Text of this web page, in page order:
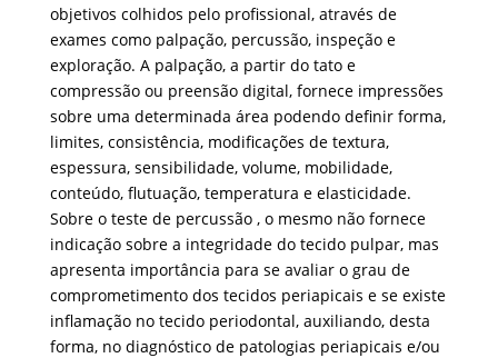
objetivos colhidos pelo profissional, através de
exames como palpação, percussão, inspeção e
exploração. A palpação, a partir do tato e
compressão ou preensão digital, fornece impressões
sobre uma determinada área podendo definir forma,
limites, consistência, modificações de textura,
espessura, sensibilidade, volume, mobilidade,
conteúdo, flutuação, temperatura e elasticidade.
Sobre o teste de percussão , o mesmo não fornece
indicação sobre a integridade do tecido pulpar, mas
apresenta importância para se avaliar o grau de
comprometimento dos tecidos periapicais e se existe
inflamação no tecido periodontal, auxiliando, desta
forma, no diagnóstico de patologias periapicais e/ou